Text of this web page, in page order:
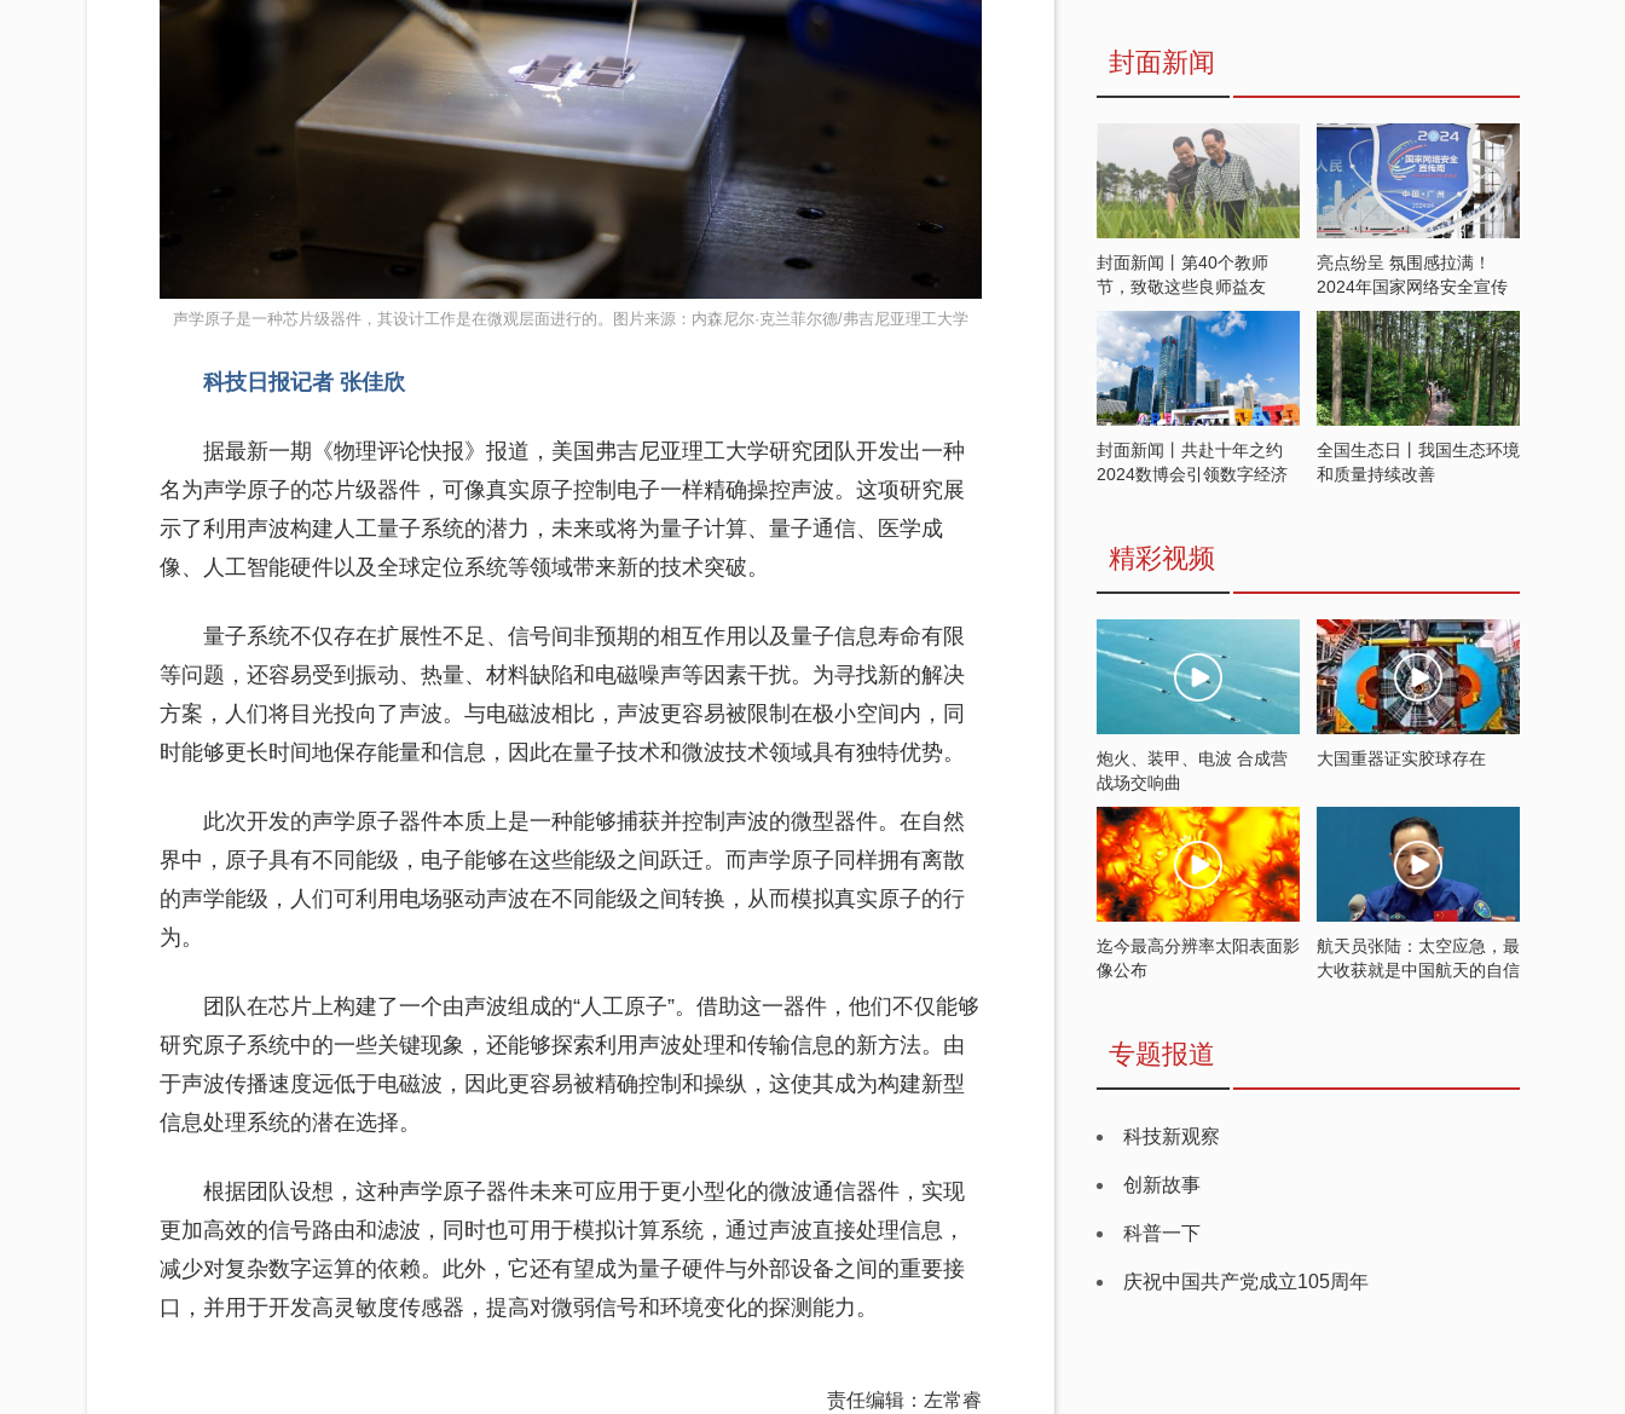
声学原子是一种芯片级器件，其设计工作是在微观层面进行的。图片来源：内森尼尔·克兰菲尔德/弗吉尼亚理工大学
科技日报记者 张佳欣
据最新一期《物理评论快报》报道，美国弗吉尼亚理工大学研究团队开发出一种
名为声学原子的芯片级器件，可像真实原子控制电子一样精确操控声波。这项研究展
示了利用声波构建人工量子系统的潜力，未来或将为量子计算、量子通信、医学成
像、人工智能硬件以及全球定位系统等领域带来新的技术突破。
量子系统不仅存在扩展性不足、信号间非预期的相互作用以及量子信息寿命有限
等问题，还容易受到振动、热量、材料缺陷和电磁噪声等因素干扰。为寻找新的解决
方案，人们将目光投向了声波。与电磁波相比，声波更容易被限制在极小空间内，同
时能够更长时间地保存能量和信息，因此在量子技术和微波技术领域具有独特优势。
此次开发的声学原子器件本质上是一种能够捕获并控制声波的微型器件。在自然
界中，原子具有不同能级，电子能够在这些能级之间跃迁。而声学原子同样拥有离散
的声学能级，人们可利用电场驱动声波在不同能级之间转换，从而模拟真实原子的行
为。
团队在芯片上构建了一个由声波组成的“人工原子”。借助这一器件，他们不仅能够
研究原子系统中的一些关键现象，还能够探索利用声波处理和传输信息的新方法。由
于声波传播速度远低于电磁波，因此更容易被精确控制和操纵，这使其成为构建新型
信息处理系统的潜在选择。
根据团队设想，这种声学原子器件未来可应用于更小型化的微波通信器件，实现
更加高效的信号路由和滤波，同时也可用于模拟计算系统，通过声波直接处理信息，
减少对复杂数字运算的依赖。此外，它还有望成为量子硬件与外部设备之间的重要接
口，并用于开发高灵敏度传感器，提高对微弱信号和环境变化的探测能力。
责任编辑：左常睿
封面新闻
封面新闻丨第40个教师
节，致敬这些良师益友
亮点纷呈 氛围感拉满！
2024年国家网络安全宣传
周开启
封面新闻丨共赴十年之约
2024数博会引领数字经济
全国生态日丨我国生态环境
和质量持续改善
精彩视频
炮火、装甲、电波 合成营
战场交响曲
大国重器证实胶球存在
迄今最高分辨率太阳表面影
像公布
航天员张陆：太空应急，最
大收获就是中国航天的自信
专题报道
科技新观察
创新故事
科普一下
庆祝中国共产党成立105周年